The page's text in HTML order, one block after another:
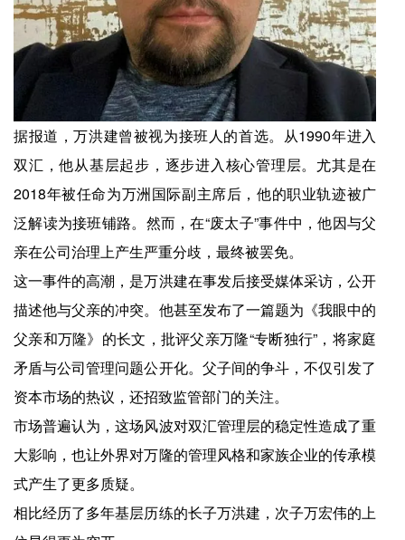
据报道，万洪建曾被视为接班人的首选。从1990年进入
双汇，他从基层起步，逐步进入核心管理层。尤其是在
2018年被任命为万洲国际副主席后，他的职业轨迹被广
泛解读为接班铺路。然而，在“废太子”事件中，他因与父
亲在公司治理上产生严重分歧，最终被罢免。
这一事件的高潮，是万洪建在事发后接受媒体采访，公开
描述他与父亲的冲突。他甚至发布了一篇题为《我眼中的
父亲和万隆》的长文，批评父亲万隆“专断独行”，将家庭
矛盾与公司管理问题公开化。父子间的争斗，不仅引发了
资本市场的热议，还招致监管部门的关注。
市场普遍认为，这场风波对双汇管理层的稳定性造成了重
大影响，也让外界对万隆的管理风格和家族企业的传承模
式产生了更多质疑。
相比经历了多年基层历练的长子万洪建，次子万宏伟的上